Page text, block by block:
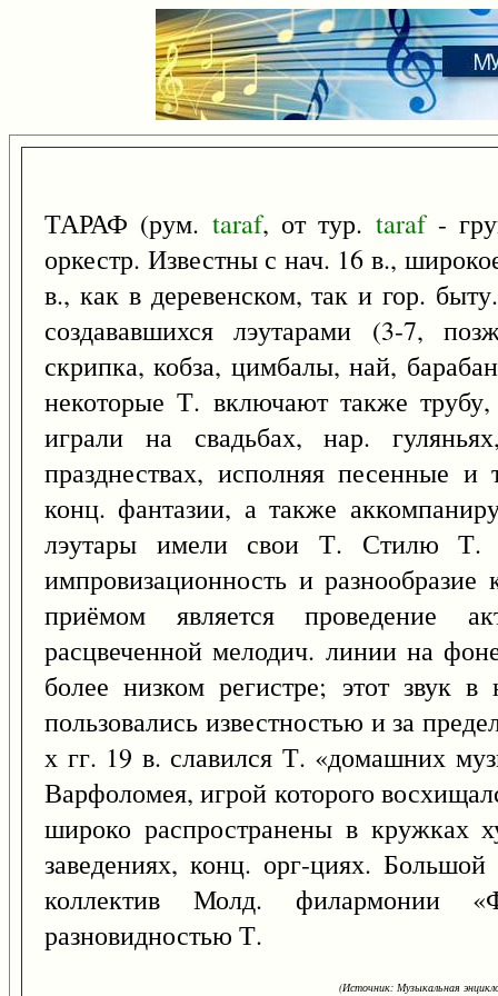
ТАРАФ (рум. taraf, от тур. taraf-
оркестр. Известны с нач. 16 в.,
в., как в деревенском, так и гор.
создававшихся лэутарами (3-7,
скрипка, кобза, цимбалы, най,
некоторые Т. включают также
играли на свадьбах, нар.
празднествах, исполняя песенные
конц. фантазии, а также
лэутары имели свои Т. Стилю Т.
импровизационность и
приёмом является проведение
расцвеченной мелодич. линии на
более низком регистре; этот звук
пользовались известностью и за
х гг. 19 в. славился Т. «домашних
Варфоломея, игрой которого
широко распространены в кружках
заведениях, конц. орг-циях. Большой
коллектив Молд. филармонии
разновидностью Т.
(Источник: Музыкальная